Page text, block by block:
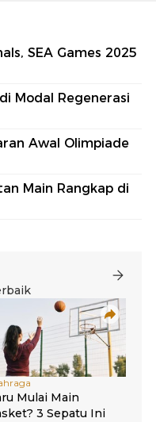
SEA Games 2025
Modal Regenerasi
Awal Olimpiade
Main Rangkap di